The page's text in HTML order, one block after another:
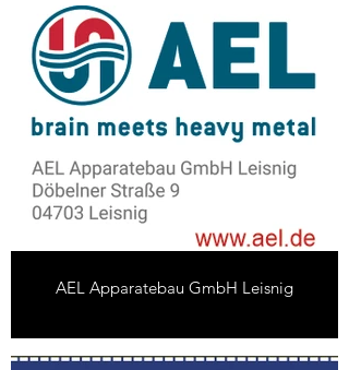
AEL Apparatebau GmbH Leisnig